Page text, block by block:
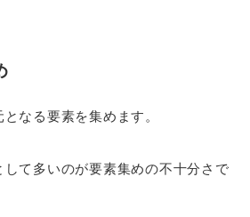
なる要素を集めます。
て多いのが要素集めの不十分さで